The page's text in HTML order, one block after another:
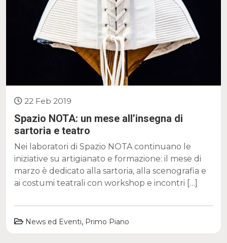
22 Feb 2019
Spazio NOTA: un mese all’insegna di
sartoria e teatro
Nei laboratori di Spazio NOTA continuano le
iniziative su artigianato e formazione: il mese di
marzo è dedicato alla sartoria, alla scenografia e
ai costumi teatrali con workshop e incontri […]
News ed Eventi, Primo Piano